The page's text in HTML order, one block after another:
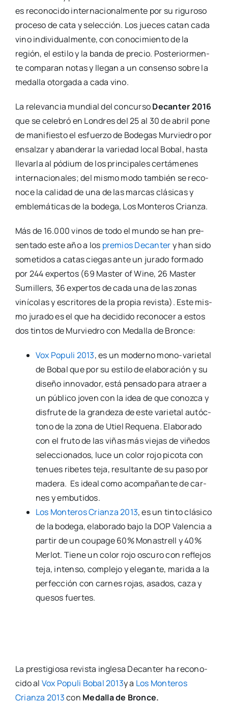
es reco­no­ci­do inter­na­cio­nal­men­te por su rigu­ro­so
pro­ce­so de cata y selec­ción. Los jue­ces catan cada
vino indi­vi­dual­men­te, con cono­ci­mien­to de la
región, el esti­lo y la ban­da de pre­cio. Pos­te­rior­men­
te com­pa­ran notas y lle­gan a un con­sen­so sobre la
meda­lla otor­ga­da a cada vino.
La rele­van­cia mun­dial del con­cur­soDecan­ter 2016
que se cele­bró en Lon­dres del 25 al 30 de abril pone
de mani­fies­to el esfuer­zo de Bode­gas Mur­vie­dro por
ensal­zar y aban­de­rar la varie­dad local Bobal, has­ta
lle­var­la al pódium de los prin­ci­pa­les cer­tá­me­nes
inter­na­cio­na­les; del mis­mo modo tam­bién se reco­
no­ce la cali­dad de una de las mar­cas clá­si­cas y
emble­má­ti­cas de la bode­ga, Los Mon­te­ros Crian­za.
Más de 16.000 vinos de todo el mun­do se han pre­
sen­ta­do este año a los pre­mios Decan­tery han sido
some­ti­dos a catas cie­gas ante un jura­do for­ma­do
por 244 exper­tos (69 Mas­ter of Wine, 26 Mas­ter
Sumi­llers, 36 exper­tos de cada una de las zonas
viní­co­las y escri­to­res de la pro­pia revis­ta). Este mis­
mo jura­do es el que ha deci­di­do reco­no­cer a estos
dos tin­tos de Mur­vie­dro con Meda­lla de Bron­ce:
Vox Popu­li 2013, es un moderno mono-varie­­tal
de Bobal que por su esti­lo de ela­bo­ra­ción y su
dise­ño inno­va­dor, está pen­sa­do para atraer a
un públi­co joven con la idea de que conoz­ca y
dis­fru­te de la gran­de­za de este varie­tal autóc­
tono de la zona de Utiel Reque­na. Ela­bo­ra­do
con el fru­to de las viñas más vie­jas de viñe­dos
selec­cio­na­dos, luce un color rojo pico­ta con
tenues ribe­tes teja, resul­tan­te de su paso por
made­ra. Es ideal como acom­pa­ñan­te de car­
nes y embu­ti­dos.
Los Mon­te­ros Crian­za 2013, es un tin­to clá­si­co
de la bode­ga, ela­bo­ra­do bajo la DOP Valen­cia a
par­tir de un coupa­ge 60% Monas­trell y 40%
Mer­lot. Tie­ne un color rojo oscu­ro con refle­jos
teja, inten­so, com­ple­jo y ele­gan­te, mari­da a la
per­fec­ción con car­nes rojas, asa­dos, caza y
que­sos fuer­tes.
La pres­ti­gio­sa revis­ta ingle­sa Decan­ter ha reco­no­
ci­do al Vox Popu­li Bobal 2013y a Los Mon­te­ros
Crian­za 2013con Meda­lla de Bron­ce.